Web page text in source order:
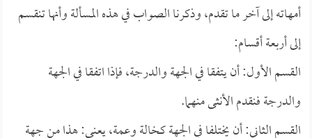
أمهاته إلى آخر ما تقدم، وذكرنا الصواب في هذه المسألة وأنها تنقسم
إلى أربعة أقسام:
القسم الأول: أن يتفقا في الجهة والدرجة، فإذا اتفقا في الجهة
والدرجة فنقدم الأنثى منهما.
القسم الثاني: أن يختلفا في الجهة كخالة وعمة، يعني: هذا من جهة